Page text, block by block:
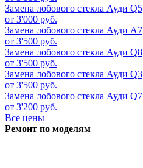
Замена лобового стекла Ауди Q5
от 3'000 руб.
Замена лобового стекла Ауди А7
от 3'500 руб.
Замена лобового стекла Ауди Q8
от 3'500 руб.
Замена лобового стекла Ауди Q3
от 3'500 руб.
Замена лобового стекла Ауди Q7
от 3'200 руб.
Все цены
Ремонт по моделям